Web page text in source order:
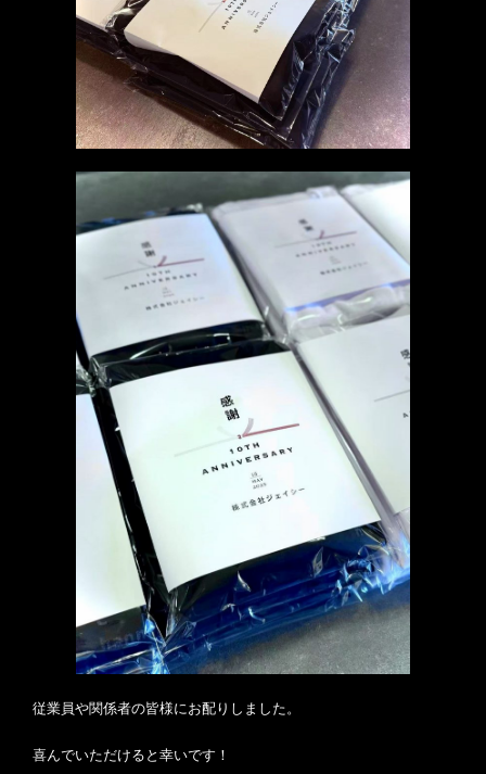
従業員や関係者の皆様にお配りしました。
喜んでいただけると幸いです！